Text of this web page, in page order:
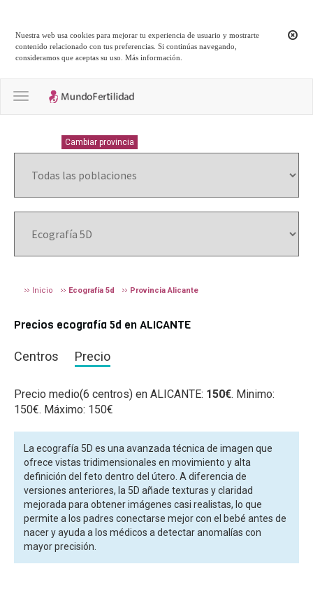
Nuestra web usa cookies para mejorar tu experiencia de usuario y mostrarte
contenido relacionado con tus preferencias. Si continúas navegando,
consideramos que aceptas su uso.Más información
Toggle navigation
Cambiar provincia
Inicio Ecografía 5d Provincia Alicante
Precios ecografía 5d en ALICANTE
Centros Precio
Precio medio(6 centros) en ALICANTE: 150€. Minimo:
150€. Máximo: 150€
La ecografía 5D es una avanzada técnica de imagen que
ofrece vistas tridimensionales en movimiento y alta
definición del feto dentro del útero. A diferencia de
versiones anteriores, la 5D añade texturas y claridad
mejorada para obtener imágenes casi realistas, lo que
permite a los padres conectarse mejor con el bebé antes de
nacer y ayuda a los médicos a detectar anomalías con
mayor precisión.